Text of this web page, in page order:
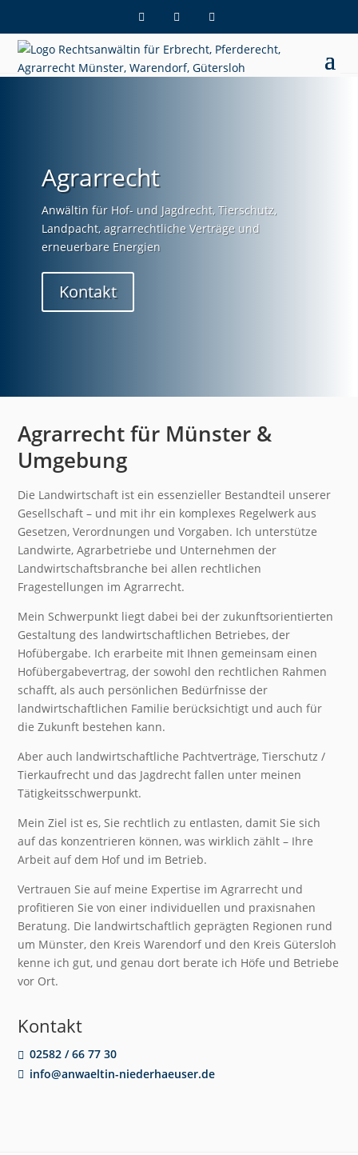
Agrarrecht
Anwältin für Hof- und Jagdrecht, Tierschutz,
Landpacht, agrarrechtliche Verträge und
erneuerbare Energien
Kontakt
Agrarrecht für Münster &
Umgebung
Die Landwirtschaft ist ein essenzieller Bestandteil unserer
Gesellschaft – und mit ihr ein komplexes Regelwerk aus
Gesetzen, Verordnungen und Vorgaben. Ich unterstütze
Landwirte, Agrarbetriebe und Unternehmen der
Landwirtschaftsbranche bei allen rechtlichen
Fragestellungen im Agrarrecht.
Mein Schwerpunkt liegt dabei bei der zukunftsorientierten
Gestaltung des landwirtschaftlichen Betriebes, der
Hofübergabe. Ich erarbeite mit Ihnen gemeinsam einen
Hofübergabevertrag, der sowohl den rechtlichen Rahmen
schafft, als auch persönlichen Bedürfnisse der
landwirtschaftlichen Familie berücksichtigt und auch für
die Zukunft bestehen kann.
Aber auch landwirtschaftliche Pachtverträge, Tierschutz /
Tierkaufrecht und das Jagdrecht fallen unter meinen
Tätigkeitsschwerpunkt.
Mein Ziel ist es, Sie rechtlich zu entlasten, damit Sie sich
auf das konzentrieren können, was wirklich zählt – Ihre
Arbeit auf dem Hof und im Betrieb.
Vertrauen Sie auf meine Expertise im Agrarrecht und
profitieren Sie von einer individuellen und praxisnahen
Beratung. Die landwirtschaftlich geprägten Regionen rund
um Münster, den Kreis Warendorf und den Kreis Gütersloh
kenne ich gut, und genau dort berate ich Höfe und Betriebe
vor Ort.
Kontakt
02582 / 66 77 30
info@anwaeltin-niederhaeuser.de